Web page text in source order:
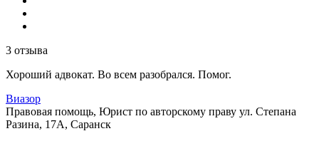
3 отзыва
Хороший адвокат. Во всем разобрался. Помог.
Виазор
Правовая помощь, Юрист по авторскому праву ул. Степана
Разина, 17А, Саранск